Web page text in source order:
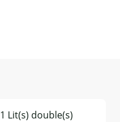
1 Lit(s) double(s)